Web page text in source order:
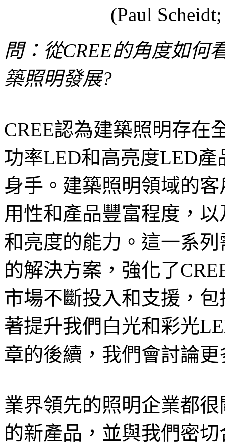
(Paul
問：從CREE的角度如何
築照明發展?
CREE認為建築照明存在
功率LED和高亮度LED
身手。建築照明領域的
用性和產品豐富程度，
和亮度的能力。這一系
的解決方案，強化了
市場不斷投入和支援，
著提升我們白光和彩光
章的後續，我們會討論
業界領先的照明企業都
的新產品，並與我們密